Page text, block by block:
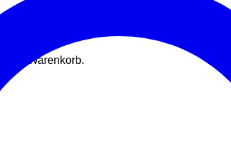
im Warenkorb.